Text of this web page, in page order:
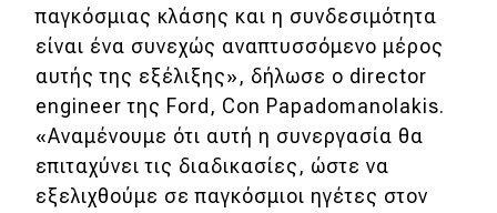
Συμβουλές
ΚΤΕΟ
Οδική βοήθεια
eDRIVE
παγκόσμιας κλάσης και η συνδεσιμότητα
είναι ένα συνεχώς αναπτυσσόμενο μέρος
αυτής της εξέλιξης», δήλωσε ο director
engineer της Ford, Con Papadomanolakis.
«Αναμένουμε ότι αυτή η συνεργασία θα
επιταχύνει τις διαδικασίες, ώστε να
εξελιχθούμε σε παγκόσμιοι ηγέτες στον